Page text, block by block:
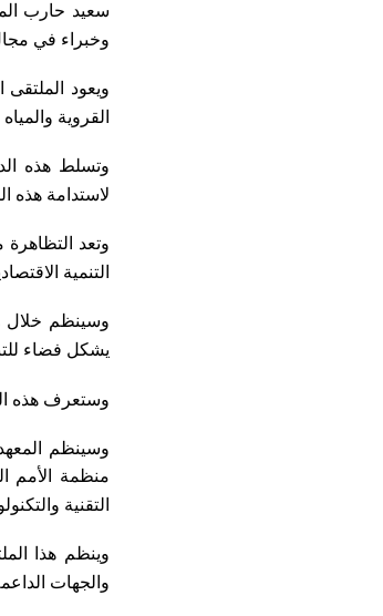
سعيد حارب
وخبراء في
ويعود
القروية
وتسلط هذه
لاستدامة هذه
وتعد التظاهرة
التنمية
وسينظم خلال
يشكل فضاء
وستعرف هذه
وسينظم
منظمة الأمم
التقنية
والجهات